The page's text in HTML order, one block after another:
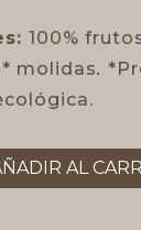
100%
molidas.
AL